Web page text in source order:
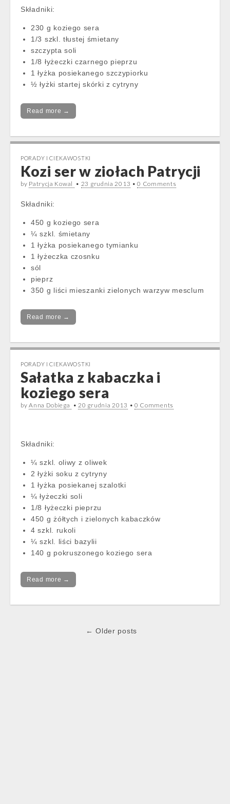
Składniki:
230 g koziego sera
1/3 szkl. tłustej śmietany
szczypta soli
1/8 łyżeczki czarnego pieprzu
1 łyżka posiekanego szczypiorku
½ łyżki startej skórki z cytryny
Read more →
PORADY I CIEKAWOSTKI
Kozi ser w ziołach Patrycji
by Patrycja Kowal • 23 grudnia 2013 •0 Comments
Składniki:
450 g koziego sera
¼ szkl. śmietany
1 łyżka posiekanego tymianku
1 łyżeczka czosnku
sól
pieprz
350 g liści mieszanki zielonych warzyw mesclum
Read more →
PORADY I CIEKAWOSTKI
Sałatka z kabaczka i
koziego sera
byAnna Dobiega •20 grudnia 2013 • 0 Comments
Składniki:
¼ szkl. oliwy z oliwek
2 łyżki soku z cytryny
1 łyżka posiekanej szalotki
¼ łyżeczki soli
1/8 łyżeczki pieprzu
450 g żółtych i zielonych kabaczków
4 szkl. rukoli
¼ szkl. liści bazylii
140 g pokruszonego koziego sera
Read more →
← Older posts